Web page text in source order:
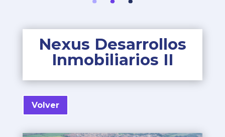
Nexus Desarrollos
Inmobiliarios II
Volver